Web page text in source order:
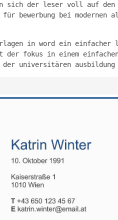
sich der leser voll auf
bewerbung bei modernen
in word ein
der fokus in einem
der universitären ausbildung